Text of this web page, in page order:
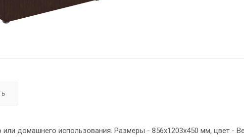
домашнего использования. Размеры - 856х1203х450 мм, цвет -